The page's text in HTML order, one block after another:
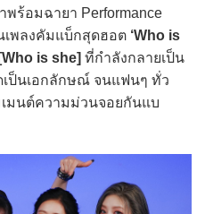
ร้อมฉายา Performance
เพลงคัมแบ็กสุดฮอต ‘Who is
is she] ที่กำลังกลายเป็น
เป็นเอกลักษณ์ จนแฟนๆ ทั่ว
มนต์ความม่วนจอยกันแบ